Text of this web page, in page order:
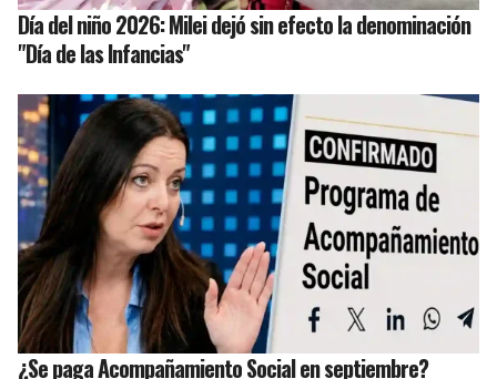
Día del niño 2026: Milei dejó sin efecto la denominación
"Día de las Infancias"
¿Se paga Acompañamiento Social en septiembre?